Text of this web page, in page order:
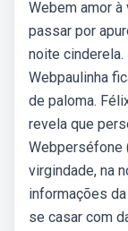
Webem amor
passar por
noite
Webpaulinha
de paloma.
revela que
Webperséfone
virgindade, na
informações
se casar com